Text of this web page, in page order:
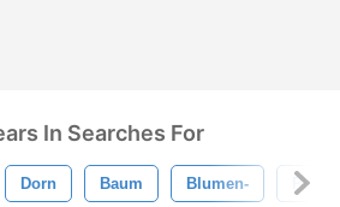
In Searches For
Dorn Baum Blumen-